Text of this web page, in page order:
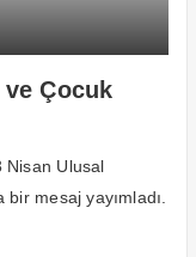
Çocuk
Nisan Ulusal
mesaj yayımladı.